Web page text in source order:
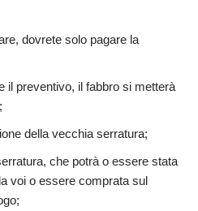
dovrete solo pagare la
il preventivo, il fabbro si metterà
della vecchia serratura;
che potrà o essere stata
voi o essere comprata sul